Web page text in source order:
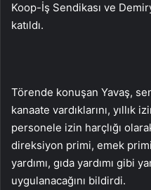
Koop-İş Sendikası ve
katıldı.
Törende konuşan Yavaş,
kanaate vardıklarını, yıllık
personele izin harçlığı
direksiyon primi, emek
yardımı, gıda yardımı gibi
uygulanacağını bildirdi.